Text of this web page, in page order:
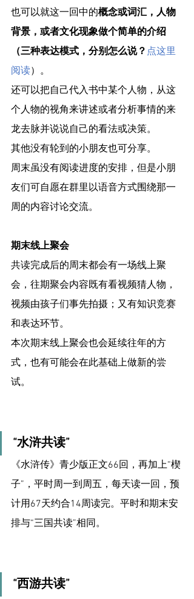
也可以就这一回中的概念或词汇，人物
背景，或者文化现象做个简单的介绍
（三种表达模式，分别怎么说？ 点这里
阅读）。
还可以把自己代入书中某个人物，从这
个人物的视角来讲述或者分析事情的来
龙去脉并说说自己的看法或决策。
其他没有轮到的小朋友也可分享。
周末虽没有阅读进度的安排，但是小朋
友们可自愿在群里以语音方式围绕那一
周的内容讨论交流。
期末线上聚会
共读完成后的周末都会有一场线上聚
会，往期聚会内容既有看视频猜人物，
视频由孩子们事先拍摄；又有知识竞赛
和表达环节。
本次期末线上聚会也会延续往年的方
式，也有可能会在此基础上做新的尝
试。
“水浒共读”
《水浒传》青少版正文66回，再加上“楔
子”，平时周一到周五，每天读一回，预
计用67天约合14周读完。平时和期末安
排与“三国共读”相同。
“西游共读”